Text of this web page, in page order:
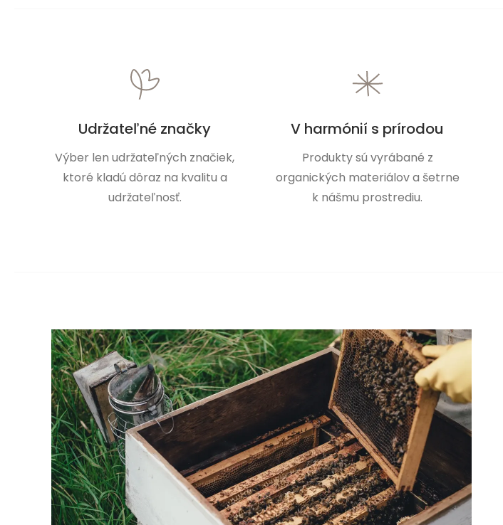
Udržateľné značky
Výber len udržateľných značiek,
ktoré kladú dôraz na kvalitu a
udržateľnosť.
V harmónií s prírodou
Produkty sú vyrábané z
organických materiálov a šetrne
k nášmu prostrediu.